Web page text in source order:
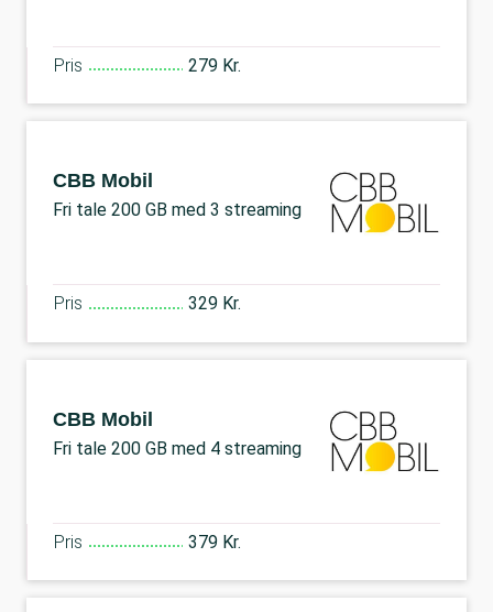
Pris 279 Kr.
CBB Mobil
Fri tale 200 GB med 3 streaming
Pris 329 Kr.
CBB Mobil
Fri tale 200 GB med 4 streaming
Pris 379 Kr.